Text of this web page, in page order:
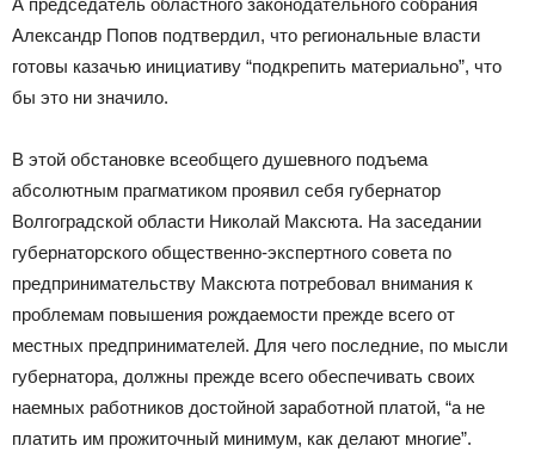
А председатель областного законодательного собрания
Александр Попов подтвердил, что региональные власти
готовы казачью инициативу “подкрепить материально”, что
бы это ни значило.
В этой обстановке всеобщего душевного подъема
абсолютным прагматиком проявил себя губернатор
Волгоградской области Николай Максюта. На заседании
губернаторского общественно-экспертного совета по
предпринимательству Максюта потребовал внимания к
проблемам повышения рождаемости прежде всего от
местных предпринимателей. Для чего последние, по мысли
губернатора, должны прежде всего обеспечивать своих
наемных работников достойной заработной платой, “а не
платить им прожиточный минимум, как делают многие”.